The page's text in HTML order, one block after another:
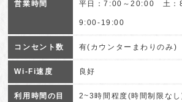
営業時間 平日：7:00～20:00 土
9:00-19:00
コンセント数 有(カウンターまわりのみ)
Wi-Fi速度 良好
利用時間の目 2~3時間程度(時間制限な